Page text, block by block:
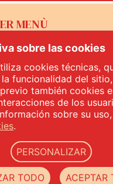
MENÙ
recibir el boletín de noticias de
INSCRÍBETE
Specialità Alimentari - n.° IVA:
sobre las cookies
cookies técnicas,
la funcionalidad del
también cookies
de los
sobre su
.
PERSONALIZAR
TODO ACEPTAR